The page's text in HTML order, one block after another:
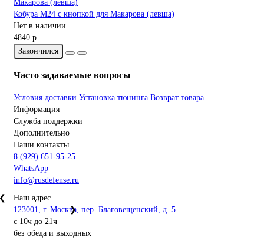
Кобура M24 с кнопкой для Макарова (левша)
Нет в наличии
4840 р
Закончился
Часто задаваемые вопросы
Условия доставки Установка тюнинга Возврат товара
Информация
Служба поддержки
Дополнительно
Наши контакты
8 (929) 651-95-25
WhatsApp
info@rusdefense.ru
Наш адрес
❯
123001, г. Москва, пер. Благовещенский, д. 5
с 10ч до 21ч
без обеда и выходных